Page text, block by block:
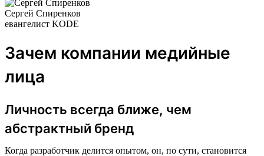
Сергей Спиренков
евангелист KODE
Зачем компании медийные
лица
Личность всегда ближе, чем
абстрактный бренд
Когда разработчик делится опытом, он, по сути, становится